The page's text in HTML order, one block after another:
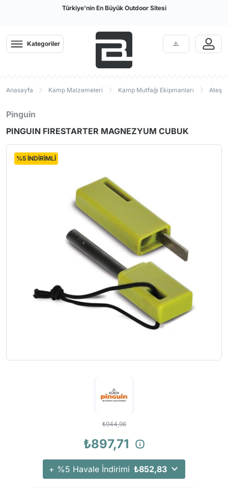
Türkiye'nin En Büyük Outdoor Sitesi
Kategoriler
Anasayfa Kamp Malzemeleri Kamp Mutfağı Ekipmanları Ateş
Pinguin
PINGUIN FIRESTARTER MAGNEZYUM CUBUK
%5 İNDİRİMLİ
₺944,96
₺897,71
+ %5 Havale İndirimi ₺852,83